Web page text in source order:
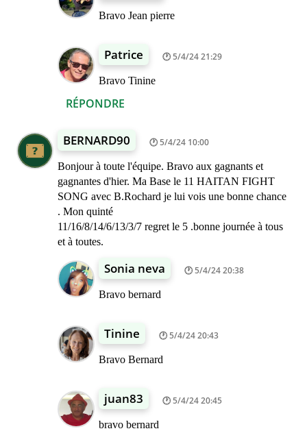
RÉPONDRE
Bravo Jean pierre
Patrice 5/4/24 21:29
Bravo Tinine
BERNARD90 5/4/24 10:00
Bonjour à toute l'équipe. Bravo aux gagnants et
gagnantes d'hier. Ma Base le 11 HAITAN FIGHT
SONG avec B.Rochard je lui vois une bonne chance
. Mon quinté
11/16/8/14/6/13/3/7 regret le 5 .bonne journée à tous
et à toutes.
Sonia neva 5/4/24 20:38
Bravo bernard
Tinine 5/4/24 20:43
Bravo Bernard
juan83 5/4/24 20:45
bravo bernard